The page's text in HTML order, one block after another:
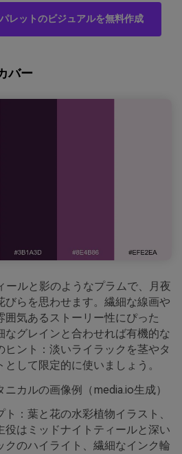
レットのビジュアルを無料作成
バー
ールと影のようなプラムで、月夜
びらを思わせます。繊細な線画や
囲気あるストーリー性にぴった
なグレインと合わせれば有機的な
ヒント：淡いライラックを茎やタ
して限定的に使いましょう。
ニカルの画像例（media.io生成）
ト：葉と花の水彩植物イラスト、
役はミッドナイトティールと深い
クのハイライト、繊細なインク輪